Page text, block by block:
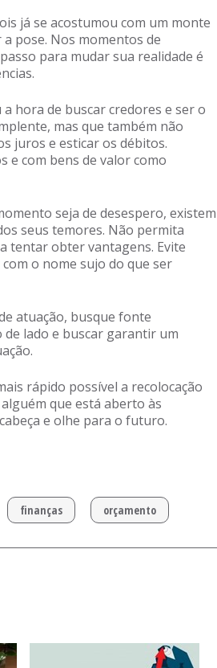
já se acostumou com um monte
pose. Nos momentos de
para mudar sua realidade é
hora de buscar credores e ser o
mas que também não
juros e esticar os débitos.
e com bens de valor como
seja de desespero, existem
seus temores. Não permita
tentar obter vantagens. Evite
o nome sujo do que ser
atuação, busque fonte
lado e buscar garantir um
rápido possível a recolocação
que está aberto às
e olhe para o futuro.
finanças orçamento